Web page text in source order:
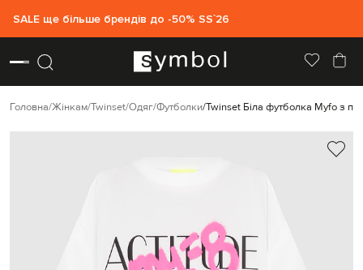
SALE ще більше брендів до -50% SS`26
Головна Жінкам Twinset Одяг Футболки Twinset Біла футболка Myfo з